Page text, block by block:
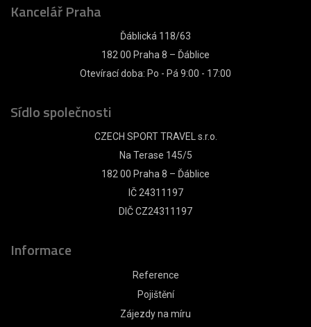
Kancelář Praha
Ďáblická 118/63
182 00 Praha 8 – Ďáblice
Otevírací doba: Po - Pá 9:00 - 17:00
Sídlo společnosti
CZECH SPORT TRAVEL s.r.o.
Na Terase 145/5
182 00 Praha 8 – Ďáblice
IČ 24311197
DIČ CZ24311197
Informace
Reference
Pojištění
Zájezdy na míru